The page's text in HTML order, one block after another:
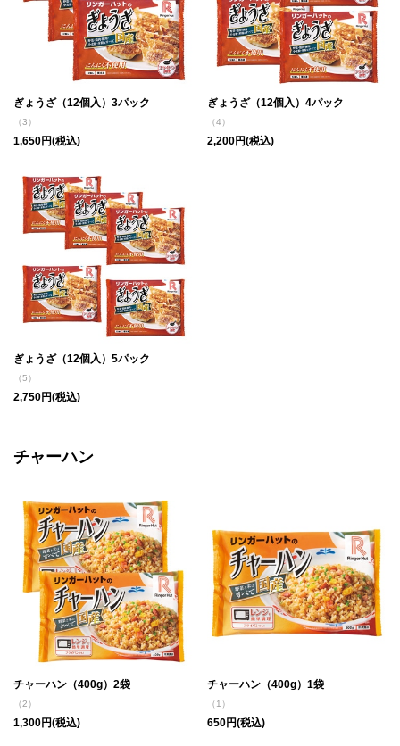
ぎょうざ（12個入）3パック
（3）
1,650円(税込)
ぎょうざ（12個入）4パック
（4）
2,200円(税込)
ぎょうざ（12個入）5パック
（5）
2,750円(税込)
チャーハン
チャーハン（400g）2袋
（2）
1,300円(税込)
チャーハン（400g）1袋
（1）
650円(税込)